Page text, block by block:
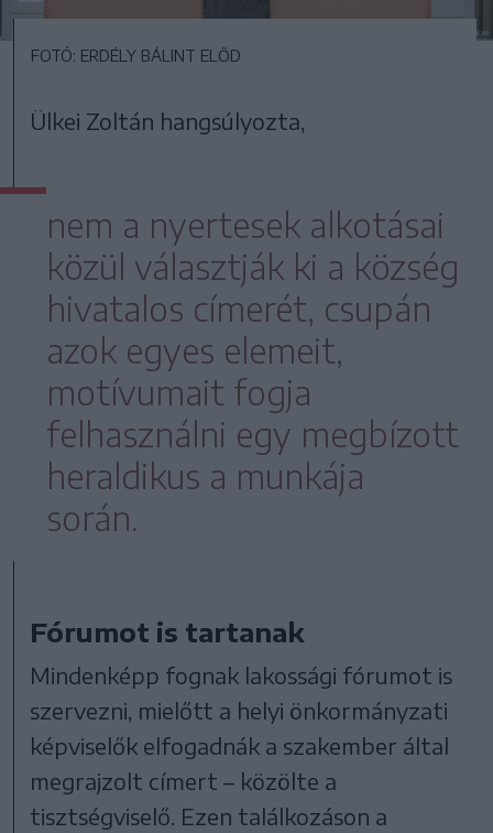
FOTÓ: ERDÉLY BÁLINT ELŐD
Ülkei Zoltán hangsúlyozta,
nem a nyertesek alkotásai
közül választják ki a község
hivatalos címerét, csupán
azok egyes elemeit,
motívumait fogja
felhasználni egy megbízott
heraldikus a munkája
során.
Fórumot is tartanak
Mindenképp fognak lakossági fórumot is
szervezni, mielőtt a helyi önkormányzati
képviselők elfogadnák a szakember által
megrajzolt címert – közölte a
tisztségviselő. Ezen találkozáson a